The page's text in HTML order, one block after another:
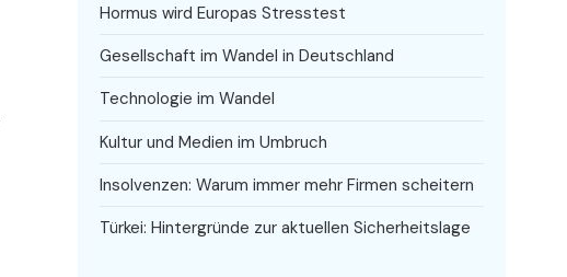
Hormus wird Europas Stresstest
Gesellschaft im Wandel in Deutschland
Technologie im Wandel
Kultur und Medien im Umbruch
Insolvenzen: Warum immer mehr Firmen scheitern
Türkei: Hintergründe zur aktuellen Sicherheitslage